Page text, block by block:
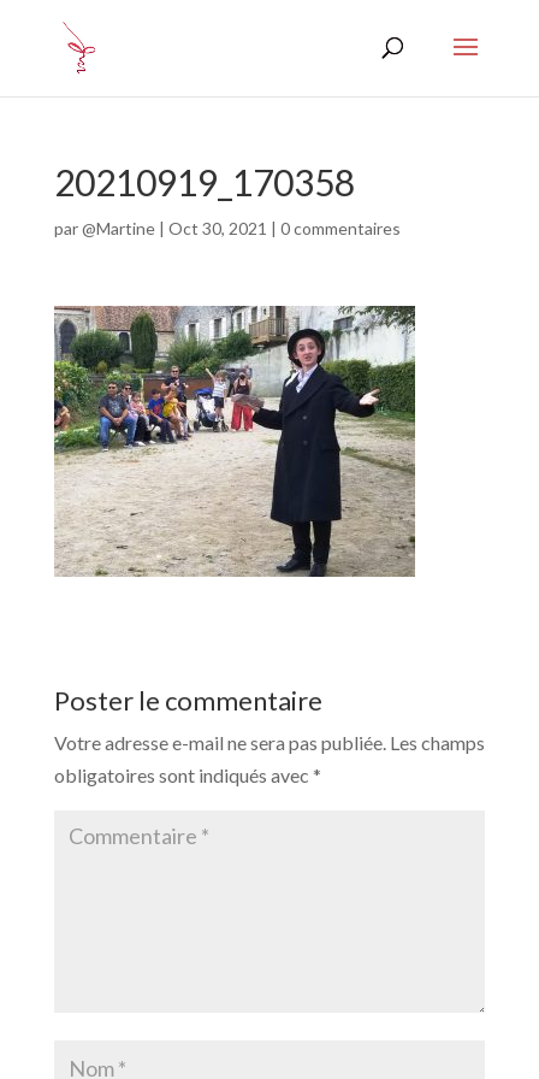
20210919_170358
par@Martine| Oct 30, 2021 | 0 commentaires
Poster le commentaire
Votre adresse e-mail ne sera pas publiée. Les champs
obligatoires sont indiqués avec *